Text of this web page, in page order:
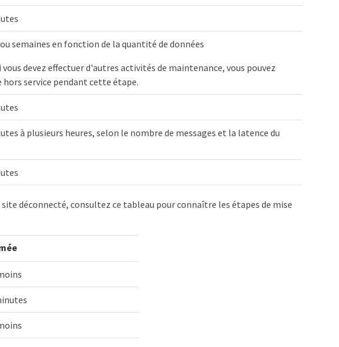
semaines en fonction de la quantité de données
vous devez effectuer d'autres activités de maintenance, vous pouvez
service pendant cette étape.
à plusieurs heures, selon le nombre de messages et la latence du
déconnecté, consultez ce tableau pour connaître les étapes de mise